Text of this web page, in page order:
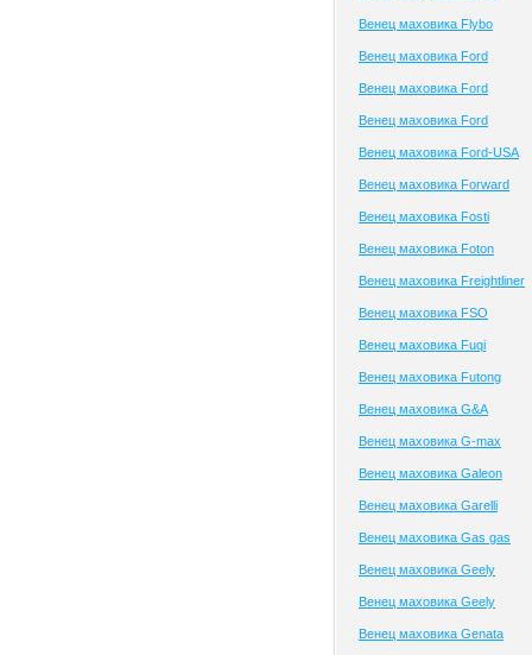
Венец маховика Flybo
Венец маховика Ford
Венец маховика Ford
Венец маховика Ford
Венец маховика Ford-USA
Венец маховика Forward
Венец маховика Fosti
Венец маховика Foton
Венец маховика Freightliner
Венец маховика FSO
Венец маховика Fuqi
Венец маховика Futong
Венец маховика G&A
Венец маховика G-max
Венец маховика Galeon
Венец маховика Garelli
Венец маховика Gas gas
Венец маховика Geely
Венец маховика Geely
Венец маховика Genata